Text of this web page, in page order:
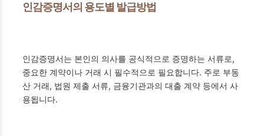
인감증명서의 용도별 발급방법
인감증명서는 본인의 의사를 공식적으로 증명하는 서류로,
중요한 계약이나 거래 시 필수적으로 필요합니다. 주로 부동
산 거래, 법원 제출 서류, 금융기관과의 대출 계약 등에서 사
용됩니다.